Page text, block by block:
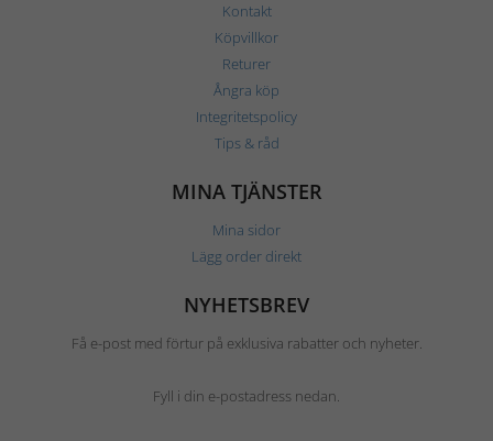
Kontakt
Köpvillkor
Returer
Ångra köp
Integritetspolicy
Tips & råd
MINA TJÄNSTER
Mina sidor
Lägg order direkt
NYHETSBREV
Få e-post med förtur på exklusiva rabatter och nyheter.
Fyll i din e-postadress nedan.